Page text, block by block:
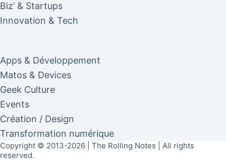
Biz’ & Startups
Innovation & Tech
Apps & Développement
Matos & Devices
Geek Culture
Events
Création / Design
Transformation numérique
Copyright © 2013-2026 | The Rolling Notes | All rights
reserved.